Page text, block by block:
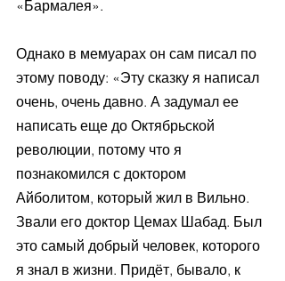
«Бармалея».
Однако в мемуарах он сам писал по
этому поводу: «Эту сказку я написал
очень, очень давно. А задумал ее
написать еще до Октябрьской
революции, потому что я
познакомился с доктором
Айболитом, который жил в Вильно.
Звали его доктор Цемах Шабад. Был
это самый добрый человек, которого
я знал в жизни. Придёт, бывало, к